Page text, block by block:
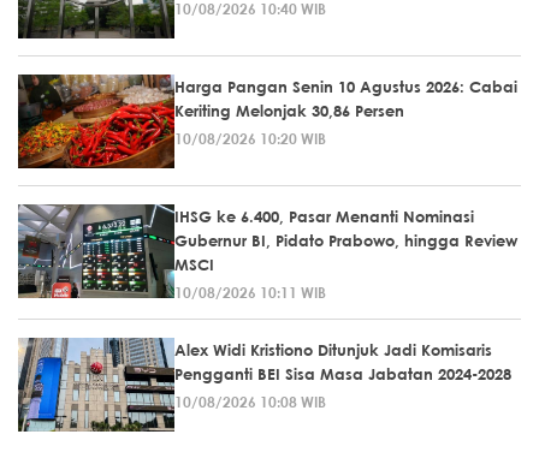
10/08/2026 10:40 WIB
Harga Pangan Senin 10 Agustus 2026: Cabai
Keriting Melonjak 30,86 Persen
10/08/2026 10:20 WIB
IHSG ke 6.400, Pasar Menanti Nominasi
Gubernur BI, Pidato Prabowo, hingga Review
MSCI
10/08/2026 10:11 WIB
Alex Widi Kristiono Ditunjuk Jadi Komisaris
Pengganti BEI Sisa Masa Jabatan 2024-2028
10/08/2026 10:08 WIB